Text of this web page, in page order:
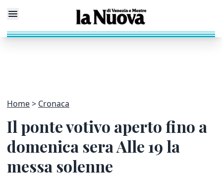
Home Cronaca
Il ponte votivo aperto fino a
domenica sera Alle 19 la
messa solenne